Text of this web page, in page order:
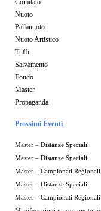
Nuoto
Pallanuoto
Nuoto Artistico
Tuffi
Salvamento
Fondo
Master
Propaganda
Prossimi Eventi
Master – Distanze Speciali
Master – Distanze Speciali
Master – Campionati
Master – Distanze Speciali
Master – Campionati